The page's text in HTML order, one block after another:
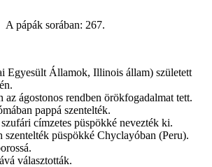
A pápák sorában: 267.
Egyesült Államok, Illinois állam) született
az ágostonos rendben örökfogadalmat tett.
pappá szentelték.
címzetes püspökké nevezték ki.
szentelték püspökké Chyclayóban (Peru).
választották.